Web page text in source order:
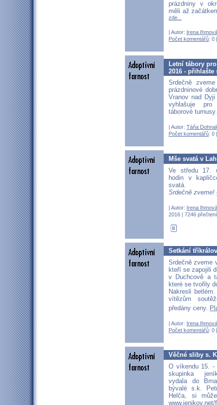
prázdniny v
měli až
zde...
| Autor: Irena Ihmová
Počet komentářů: 0
Letní tábory
2016 - přihlašte
Srdečně
prázdninové
Vranov nad
vyhlašuje
táborové
| Autor: Táňa
Počet komentářů: 0
Mše svatá v
Ve středu 17.
hodin v
svatá.
Srdečně zveme!
| Autor: Irena Ihmová
2016 | 7246
Setkání
Srdečně zveme
kteří se zapojili
v Duchcově a
které se tvořily
Nakresli
vítězům
předány ceny.
| Autor: Irena Ihmová
Počet komentářů: 0
Věčné sliby s.
O víkendu 15. -
skupinka
vydala do
bývalé s.k.
Helča, si
www.jenikov.net/